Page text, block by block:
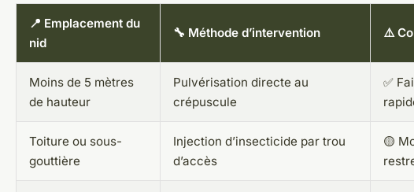
📍 Emplacement du
nid
🔧 Méthode d’intervention ⚠️
Moins de 5 mètres
de hauteur
Pulvérisation directe au
crépuscule
✅
Toiture ou sous-
gouttière
Injection d’insecticide par trou
d’accès
🟡